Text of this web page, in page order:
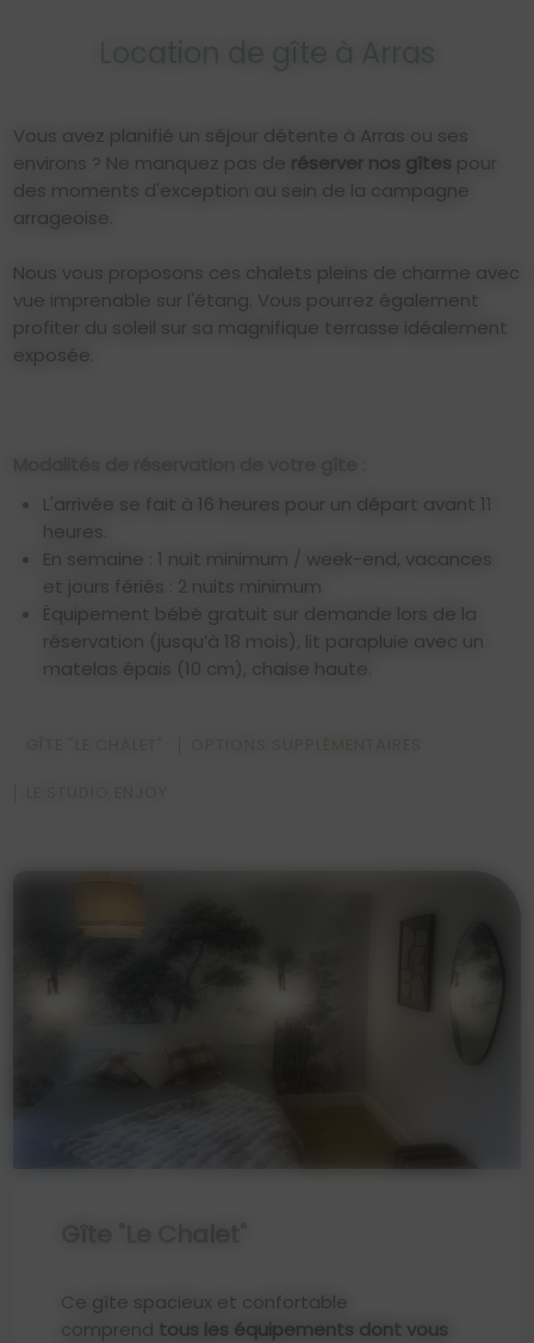
Vous avez planifié un séjour détente à Arras ou ses
environs ? Ne manquez pas de réserver nos gîtes pour
des moments d'exception au sein de la campagne
arrageoise.
Nous vous proposons ces chalets pleins de charme avec
vue imprenable sur l'étang. Vous pourrez également
profiter du soleil sur sa magnifique terrasse idéalement
exposée.
L'arrivée se fait à 16 heures pour un départ avant 11
heures.
En semaine : 1 nuit minimum / week-end, vacances
et jours fériés : 2 nuits minimum
Équipement bébé gratuit sur demande lors de la
réservation (jusqu’à 18 mois), lit parapluie avec un
matelas épais (10 cm), chaise haute.
Ce gîte spacieux et confortable
comprend tous les équipements dont vous